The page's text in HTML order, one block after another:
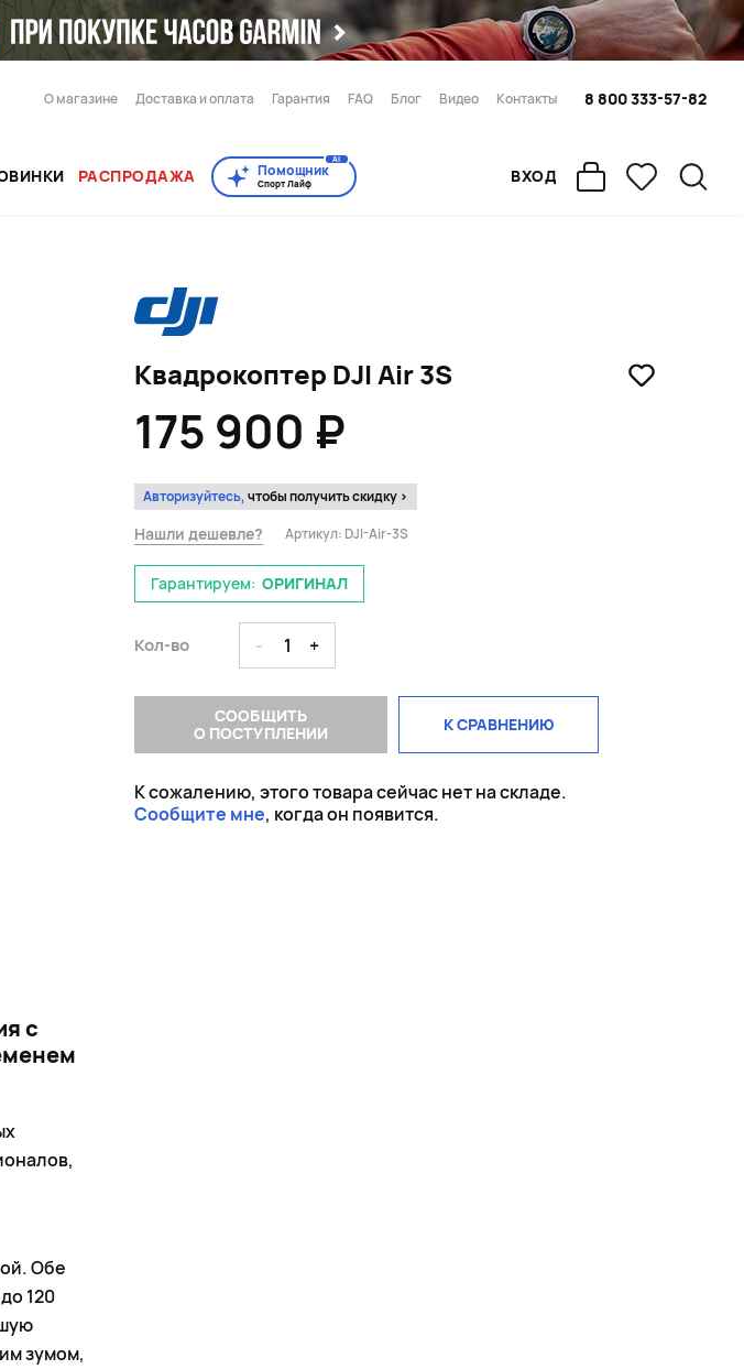
О магазине Доставка и оплата Гарантия FAQ Блог Видео Контакты 8 800 333-57-82
РАСПРОДАЖА Помощник
Спорт Лайф
AI
ВХОД
Квадрокоптер DJI Air 3S
175 900 ₽
Авторизуйтесь,чтобы получить скидку >
Нашли дешевле? Артикул: DJI-Air-3S
Гарантируем: ОРИГИНАЛ
Кол-во - 1 +
СООБЩИТЬ
О ПОСТУПЛЕНИИ
К СРАВНЕНИЮ
К сожалению, этого товара сейчас нет на складе.
Сообщите мне, когда он появится.
с
Обе
120
зумом,